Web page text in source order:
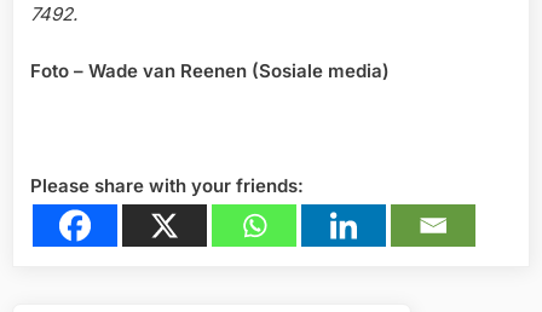
7492.
Foto – Wade van Reenen (Sosiale media)
Please share with your friends: